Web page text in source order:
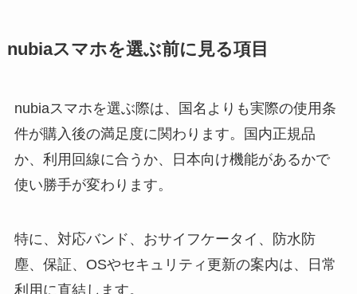
nubiaスマホを選ぶ前に見る項目
nubiaスマホを選ぶ際は、国名よりも実際の使用条
件が購入後の満足度に関わります。国内正規品
か、利用回線に合うか、日本向け機能があるかで
使い勝手が変わります。
特に、対応バンド、おサイフケータイ、防水防
塵、保証、OSやセキュリティ更新の案内は、日常
利用に直結します。